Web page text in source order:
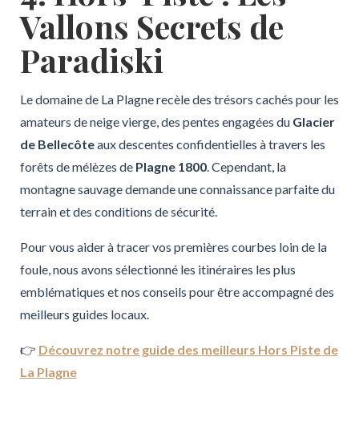
Vallons Secrets de
Paradiski
Le domaine de La Plagne recèle des trésors cachés pour les
amateurs de neige vierge, des pentes engagées du Glacier
de Bellecôteaux descentes confidentielles à travers les
forêts de mélèzes de Plagne 1800. Cependant, la
montagne sauvage demande une connaissance parfaite du
terrain et des conditions de sécurité.
Pour vous aider à tracer vos premières courbes loin de la
foule, nous avons sélectionné les itinéraires les plus
emblématiques et nos conseils pour être accompagné des
meilleurs guides locaux.
👉 Découvrez notre guide des meilleurs Hors Piste de
La Plagne